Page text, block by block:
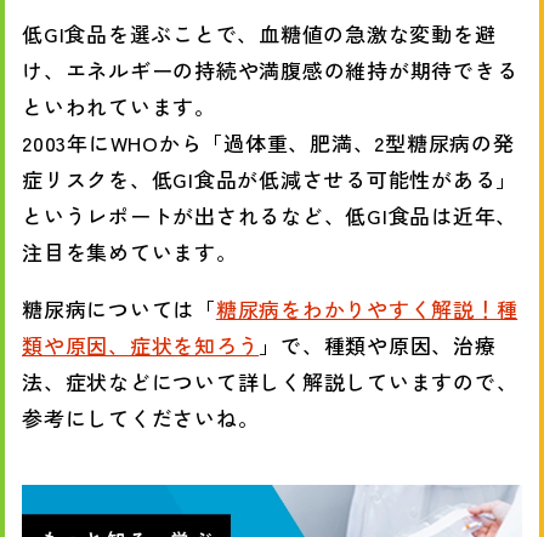
低GI食品を選ぶことで、血糖値の急激な変動を避
け、エネルギーの持続や満腹感の維持が期待できる
といわれています。
2003年にWHOから「過体重、肥満、2型糖尿病の発
症リスクを、低GI食品が低減させる可能性がある」
というレポートが出されるなど、低GI食品は近年、
注目を集めています。
糖尿病については「糖尿病をわかりやすく解説！種
類や原因、症状を知ろう 」で、種類や原因、治療
法、症状などについて詳しく解説していますので、
参考にしてくださいね。